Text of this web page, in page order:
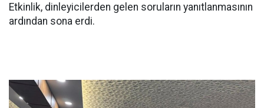
Etkinlik, dinleyicilerden gelen soruların yanıtlanmasının
ardından sona erdi.